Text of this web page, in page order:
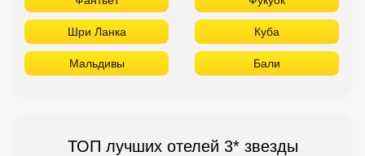
Шри Ланка Куба
Мальдивы Бали
ТОП лучших отелей 3* звезды